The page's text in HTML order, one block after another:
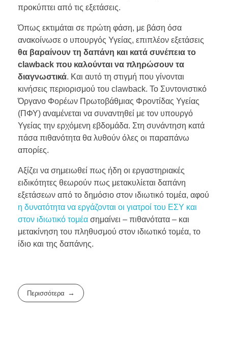
προκύπτει από τις εξετάσεις.
Όπως εκτιμάται σε πρώτη φάση, με βάση όσα
ανακοίνωσε ο υπουργός Υγείας, επιπλέον εξετάσεις
θα βαραίνουν τη δαπάνη και κατά συνέπεια το
clawback που καλούνται να πληρώσουν τα
διαγνωστικά. Και αυτό τη στιγμή που γίνονται
κινήσεις περιορισμού του clawback. Το Συντονιστικό
Όργανο Φορέων Πρωτοβάθμιας Φροντίδας Υγείας
(ΠΦΥ) αναμένεται να συναντηθεί με τον υπουργό
Υγείας την ερχόμενη εβδομάδα. Στη συνάντηση κατά
πάσα πιθανότητα θα λυθούν όλες οι παραπάνω
απορίες.
Αξίζει να σημειωθεί πως ήδη οι εργαστηριακές
ειδικότητες θεωρούν πως μετακυλίεται δαπάνη
εξετάσεων από το δημόσιο στον ιδιωτικό τομέα, αφού
η δυνατότητα να εργάζονται οι γιατροί του ΕΣΥ και
στον ιδιωτικό τομέα σημαίνει – πιθανότατα – και
μετακίνηση του πληθυσμού στον ιδιωτικό τομέα, το
ίδιο και της δαπάνης.
Περισσότερα